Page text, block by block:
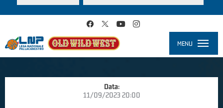
MENU
Data:
11/09/2023 20:00